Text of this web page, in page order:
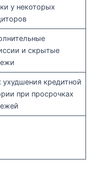
у некоторых
и скрытые
ухудшения кредитной
при просрочках